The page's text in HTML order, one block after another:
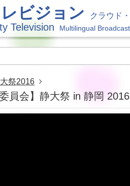
ビジョン クラウド
Television Multilingual
祭2016
員会】静大祭 in 静岡